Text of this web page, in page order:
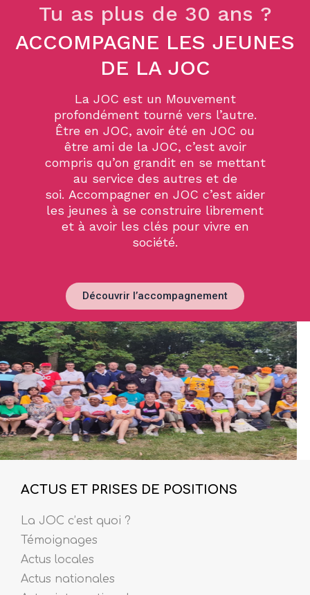
Tu as plus de 30 ans ?
ACCOMPAGNE LES JEUNES
DE LA JOC
La JOC est un Mouvement
profondément tourné vers l’autre.
Être en JOC, avoir été en JOC ou
être ami de la JOC, c’est avoir
compris qu’on grandit en se mettant
au service des autres et de
soi. Accompagner en JOC c’est aider
les jeunes à se construire librement
et à avoir les clés pour vivre en
société.
Découvrir l’accompagnement
ACTUS ET PRISES DE POSITIONS
La JOC c’est quoi ?
Témoignages
Actus locales
Actus nationales